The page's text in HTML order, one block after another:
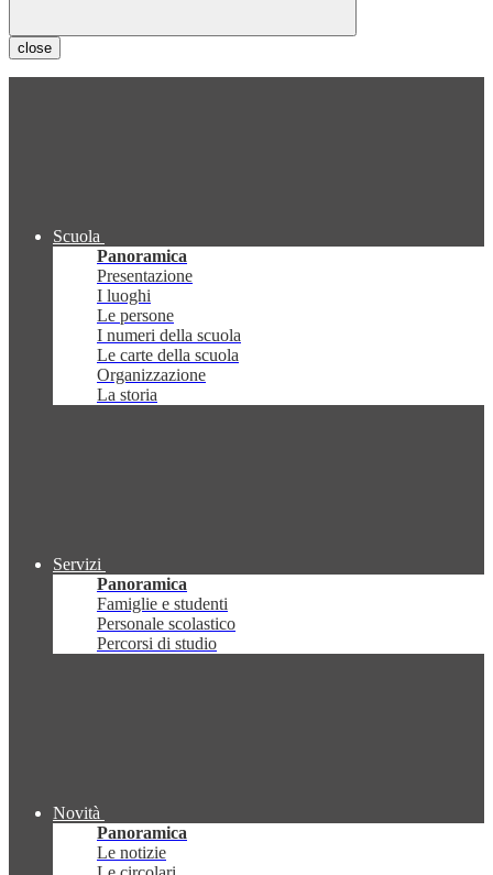
close
Scuola
Panoramica
Presentazione
I luoghi
Le persone
I numeri della scuola
Le carte della scuola
Organizzazione
La storia
Servizi
Panoramica
Famiglie e studenti
Personale scolastico
Percorsi di studio
Novità
Panoramica
Le notizie